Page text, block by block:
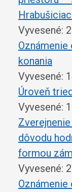
Vyvesené:
konania
Vyvesené:
Úroveň
Vyvesené:
dôvodu
formou
Vyvesené: